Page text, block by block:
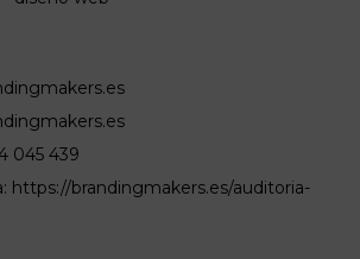
045 439
https://brandingmakers.es/auditoria-